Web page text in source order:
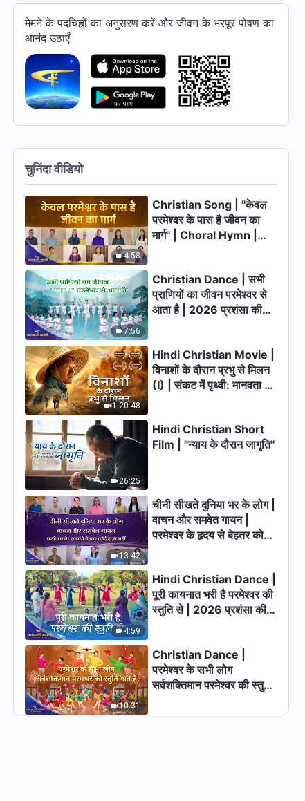
6:05
13:32
विषयों के बारे में वचन" (अंश 95)
मेमने के पदचिह्नों का अनुसरण करें और जीवन के भरपूर पोषण का
आनंद उठाएँ
चुनिंदा वीडियो
4:58
Christian Song | "केवल
परमेश्वर के पास है जीवन का
मार्ग" | Choral Hymn |
7:56
Christian Dance | सभी
प्राणियों का जीवन परमेश्वर से
आता है | 2026 प्रशंसा की
1:20:48
Hindi Christian Movie |
विनाशों के दौरान प्रभु से मिलन
(I) | संकट में पृथ्वी: मानवता का
26:25
Hindi Christian Short
Film | "न्याय के दौरान जागृति"
13:42
चीनी सीखते दुनिया भर के लोग |
वाचन और समवेत गायन |
परमेश्वर के हृदय से बेहतर कोई
4:59
Hindi Christian Dance |
पूरी कायनात भरी है परमेश्वर की
स्तुति से | 2026 प्रशंसा की
10:31
Christian Dance |
परमेश्वर के सभी लोग
सर्वशक्तिमान परमेश्वर की स्तुति
आवाजें